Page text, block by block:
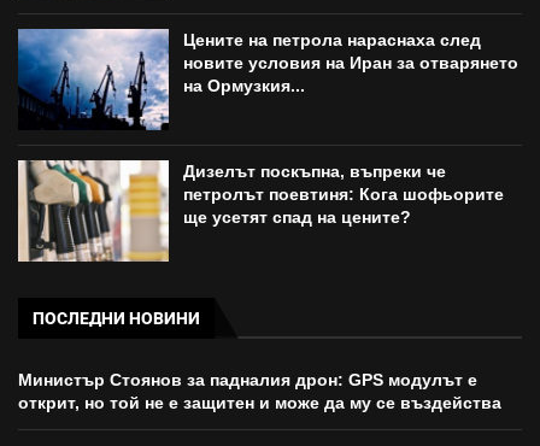
Цените на петрола нараснаха след
новите условия на Иран за отварянето
на Ормузкия...
Дизелът поскъпна, въпреки че
петролът поевтиня: Кога шофьорите
ще усетят спад на цените?
ПОСЛЕДНИ НОВИНИ
Министър Стоянов за падналия дрон: GPS модулът е
открит, но той не е защитен и може да му се въздейства